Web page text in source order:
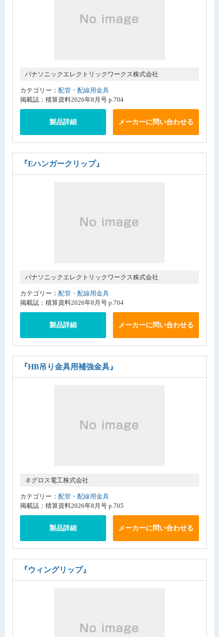
パナソニックエレクトリックワークス株式会社
カテゴリー： 配管・配線用金具
掲載誌：積算資料2026年8月号 p.704
製品詳細 メーカーに問い合わせる
『Eハンガークリップ』
パナソニックエレクトリックワークス株式会社
カテゴリー： 配管・配線用金具
掲載誌：積算資料2026年8月号 p.704
製品詳細 メーカーに問い合わせる
『HB吊り金具用補強金具』
ネグロス電工株式会社
カテゴリー： 配管・配線用金具
掲載誌：積算資料2026年8月号 p.705
製品詳細 メーカーに問い合わせる
『ウィングリップ』